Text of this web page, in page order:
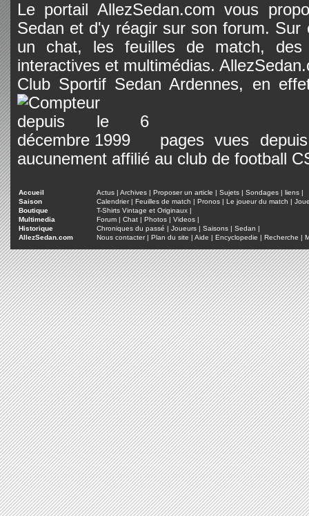
Le portail AllezSedan.com vous
Sedan et d'y réagir sur son forum.
un chat, les feuilles de match, des
interactives et multimédias.
Club Sportif Sedan Ardennes, en
pages vues
aucunement affilié au club de football
Accueil Actus | Archives | Proposer un article | Sujets | Sondages | liens |
Saison
Calendrier| Feuilles de match | Pronos | Le joueur du match |
Boutique
T-Shirts Vintage et Originaux |
Multimedia
Forum | Chat | Photos | Videos |
Historique
Chroniques du passé | Joueurs | Saisons | Sedan |
AllezSedan.com
Nous contacter| Plan du site | Aide | Encyclopedie | Recherche |